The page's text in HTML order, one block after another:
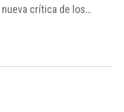
crítica de los
como el consumo de